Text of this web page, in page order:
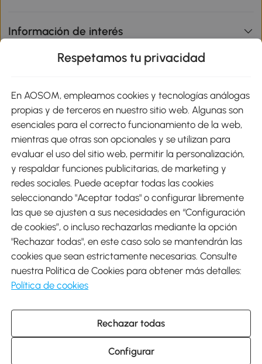
Información de interés
Métodos de Pago
Envíos
Descargar Aosom App
Google Play
931 29 45 12 (L-V de 8:30 a 17:30h)
atencioncliente@aosom.es
C/ Roc Gros, nº 15. 08550 Els Hostalets de Balenyà (Barcelona),
Respetamos tu privacidad
En AOSOM, empleamos cookies y tecnologías análogas
propias y de terceros en nuestro sitio web. Algunas son
esenciales para el correcto funcionamiento de la web,
mientras que otras son opcionales y se utilizan para
evaluar el uso del sitio web, permitir la personalización,
y respaldar funciones publicitarias, de marketing y
redes sociales. Puede aceptar todas las cookies
seleccionando "Aceptar todas" o configurar libremente
las que se ajusten a sus necesidades en “Configuración
de cookies”, o incluso rechazarlas mediante la opción
"Rechazar todas", en este caso solo se mantendrán las
cookies que sean estrictamente necesarias. Consulte
nuestra Política de Cookies para obtener más detalles:
Política de cookies
Rechazar todas
Configurar